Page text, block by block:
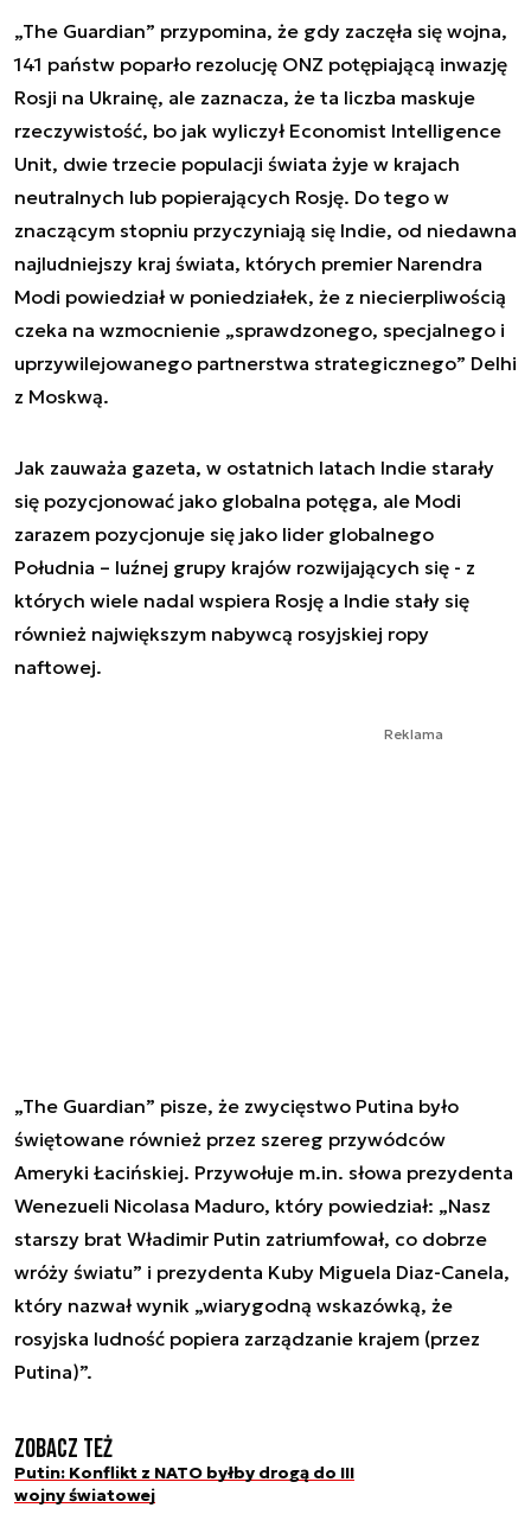
„The Guardian” przypomina, że gdy zaczęła się wojna,
141 państw poparło rezolucję ONZ potępiającą inwazję
Rosji na Ukrainę, ale zaznacza, że ta liczba maskuje
rzeczywistość, bo jak wyliczył Economist Intelligence
Unit, dwie trzecie populacji świata żyje w krajach
neutralnych lub popierających Rosję. Do tego w
znaczącym stopniu przyczyniają się Indie, od niedawna
najludniejszy kraj świata, których premier Narendra
Modi powiedział w poniedziałek, że z niecierpliwością
czeka na wzmocnienie „sprawdzonego, specjalnego i
uprzywilejowanego partnerstwa strategicznego” Delhi
z Moskwą.
Jak zauważa gazeta, w ostatnich latach Indie starały
się pozycjonować jako globalna potęga, ale Modi
zarazem pozycjonuje się jako lider globalnego
Południa – luźnej grupy krajów rozwijających się - z
których wiele nadal wspiera Rosję a Indie stały się
również największym nabywcą rosyjskiej ropy
naftowej.
Reklama
„The Guardian” pisze, że zwycięstwo Putina było
świętowane również przez szereg przywódców
Ameryki Łacińskiej. Przywołuje m.in. słowa prezydenta
Wenezueli Nicolasa Maduro, który powiedział: „Nasz
starszy brat Władimir Putin zatriumfował, co dobrze
wróży światu” i prezydenta Kuby Miguela Diaz-Canela,
który nazwał wynik „wiarygodną wskazówką, że
rosyjska ludność popiera zarządzanie krajem (przez
Putina)”.
Zobacz też
Putin: Konflikt z NATO byłby drogą do III
wojny światowej